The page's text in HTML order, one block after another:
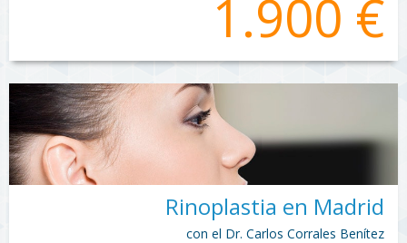
1.900 €
Rinoplastia en Madrid
con el Dr. Carlos Corrales Benítez